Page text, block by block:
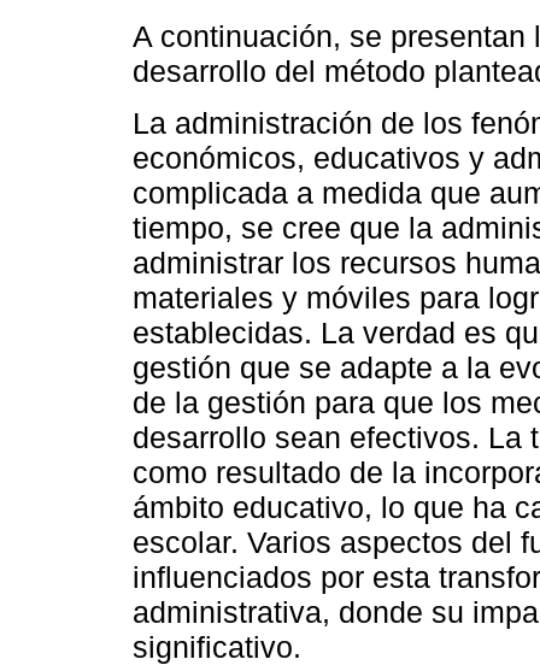
A continuación, se
desarrollo del método
La administración de los
económicos, educativos y
complicada a medida que
tiempo, se cree que la
administrar los recursos
materiales y móviles para
establecidas. La verdad es
gestión que se adapte a la
de la gestión para que los
desarrollo sean efectivos. La
como resultado de la
ámbito educativo, lo que ha
escolar. Varios aspectos del
influenciados por esta
administrativa, donde su
significativo.